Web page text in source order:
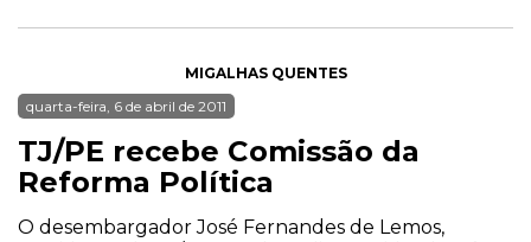
MIGALHAS QUENTES
quarta-feira, 6 de abril de 2011
TJ/PE recebe Comissão da
Reforma Política
O desembargador José Fernandes de Lemos,